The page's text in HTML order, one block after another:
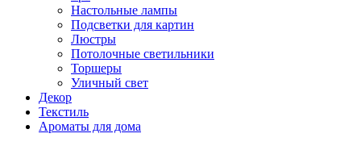
Настольные лампы
Подсветки для картин
Люстры
Потолочные светильники
Торшеры
Уличный свет
Декор
Текстиль
Ароматы для дома